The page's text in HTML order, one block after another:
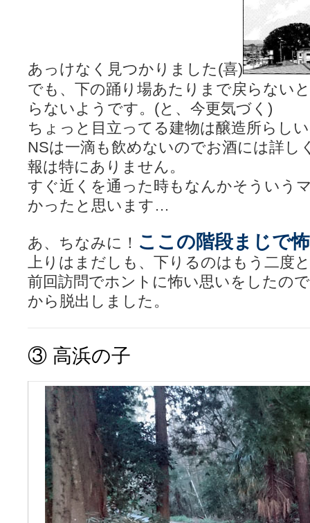
あっけなく見つかりました(喜)
でも、下の踊り場あたりまで戻らない
らないようです。(と、今更気づく)
ちょっと目立ってる建物は醸造所らし
NSは一滴も飲めないのでお酒には詳し
報は特にありません。
すぐ近くを通った時もなんかそういう
かったと思います…
あ、ちなみに！ ここの階段まじで
上りはまだしも、下りるのはもう二度
前回訪問でホントに怖い思いをしたの
から脱出しました。
③ 高浜の子